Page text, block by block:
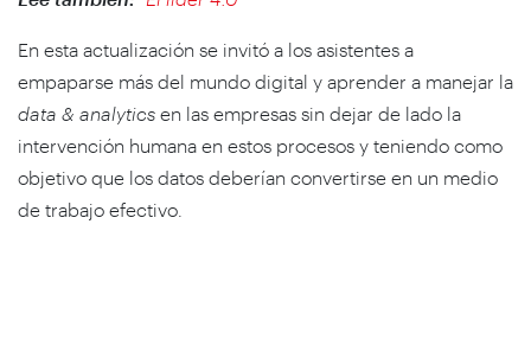
En esta actualización se invitó a los asistentes a
empaparse más del mundo digital y aprender a manejar la
data & analytics en las empresas sin dejar de lado la
intervención humana en estos procesos y teniendo como
objetivo que los datos deberían convertirse en un medio
de trabajo efectivo.